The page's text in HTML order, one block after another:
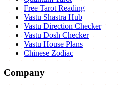
Free Tarot Reading
Vastu Shastra Hub
Vastu Direction Checker
Vastu Dosh Checker
Vastu House Plans
Chinese Zodiac
Company